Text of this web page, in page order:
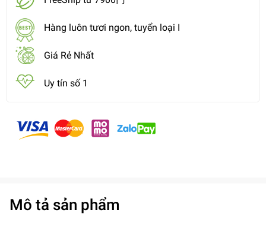
Hàng luôn tươi ngon, tuyển loại I
Giá Rẻ Nhất
Uy tín số 1
Mô tả sản phẩm